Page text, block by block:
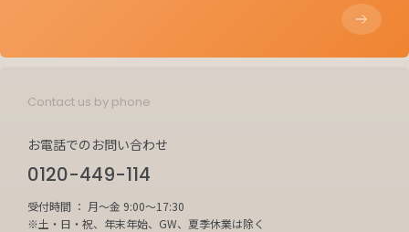
Contact us by phone
お電話でのお問い合わせ
0120-449-114
受付時間 ： 月～金 9:00～17:30
※土・日・祝、年末年始、GW、夏季休業は除く